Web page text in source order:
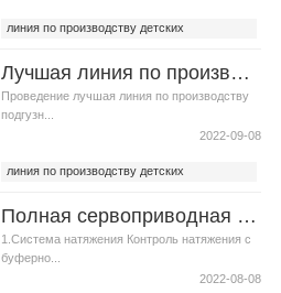
линия по производству детских
лучшая линия по производству
Лучшая линия по производству подгузников Роль послепродажного обслуживания в защите прав потребителей
Проведение лучшая линия по производству
подгузн...
2022-09-08
линия по производству детских
лучшая линия по производству
Полная сервоприводная Т-образная линия по производству детских подгузников видео
1.Система натяжения Контроль натяжения с
буферно...
2022-08-08